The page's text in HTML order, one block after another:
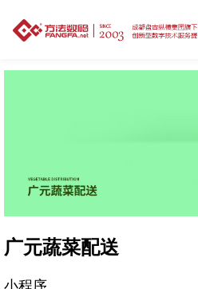
广元蔬菜配送
小程序